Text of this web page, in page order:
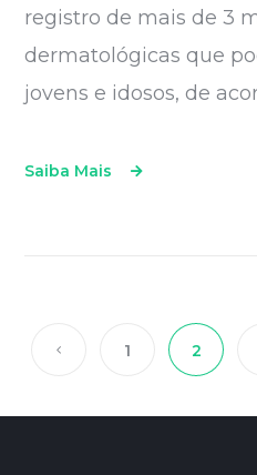
registro de mais de 3
dermatológicas que
jovens e idosos, de
Saiba Mais
1 2